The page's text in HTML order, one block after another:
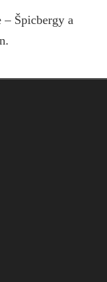
Špicbergy a